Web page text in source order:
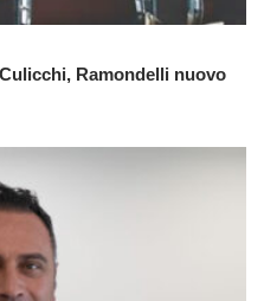
Ramondelli nuovo